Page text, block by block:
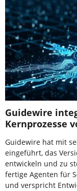
Guidewire
Kernprozesse
Guidewire hat mit
eingeführt, das
entwickeln und zu
fertige Agenten für
und verspricht